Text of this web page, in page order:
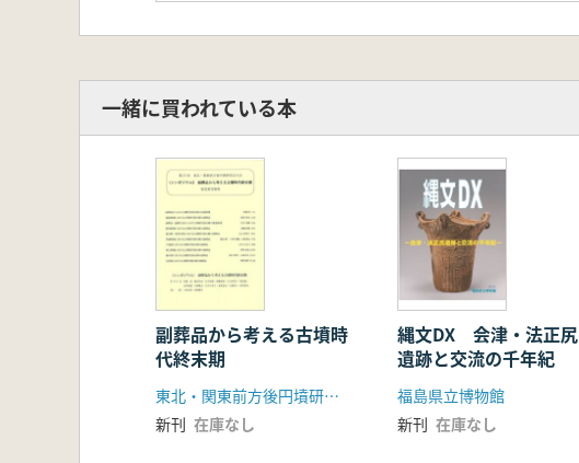
一緒に買われている本
副葬品から考える古墳時
代終末期
東北・関東前方後円墳研究会
新刊 在庫なし
縄文DX 会津・法正尻
遺跡と交流の千年紀
福島県立博物館
新刊 在庫なし